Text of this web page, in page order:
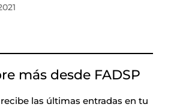
más desde FADSP
las últimas entradas en tu